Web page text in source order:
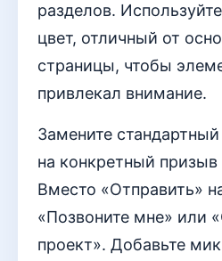
разделов.
цвет, отличный от
страницы, чтобы
привлекал внимание.
Замените
на конкретный
Вместо «Отправить»
«Позвоните мне» или
проект». Добавьте